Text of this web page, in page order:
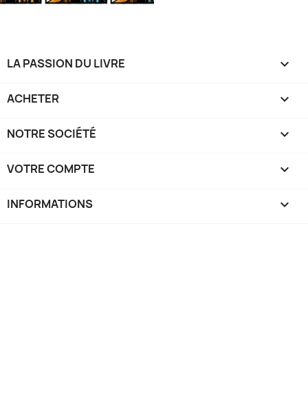
LA PASSION DU LIVRE 
ACHETER 
NOTRE SOCIÉTÉ 
VOTRE COMPTE 
INFORMATIONS keyboard_arrow_down